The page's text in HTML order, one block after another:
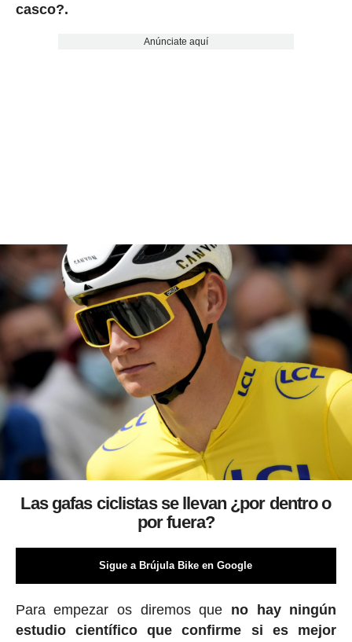
casco?.
Anúnciate aquí
Las gafas ciclistas se llevan ¿por dentro o
por fuera?
Sigue a Brújula Bike en Google
Para empezar os diremos que no hay ningún
estudio científico que confirme si es mejor